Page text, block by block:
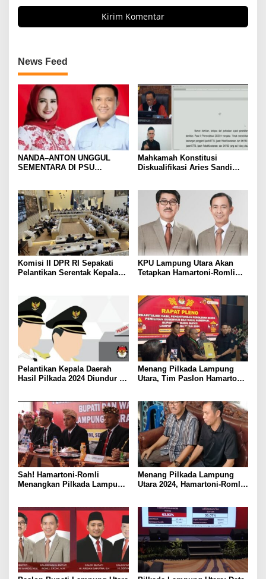
News Feed
NANDA–ANTON UNGGUL
SEMENTARA DI PSU
dari 11 Kecamatan, Tim
Pemenangan Tetap Tunggu
Data Final
Mahkamah Konstitusi
Diskualifikasi Aries Sandi
Komisi II DPR RI Sepakati
Pelantikan Serentak Kepala
KPU Lampung Utara Akan
Tetapkan Hamartoni-Romli
Pelantikan Kepala Daerah
Hasil Pilkada 2024 Diundur ke
Menang Pilkada Lampung
Utara, Tim Paslon Hamartoni-
Semua Pihak
Sah! Hamartoni-Romli
Menangkan Pilkada Lampung
Menang Pilkada Lampung
Utara 2024, Hamartoni-Romli